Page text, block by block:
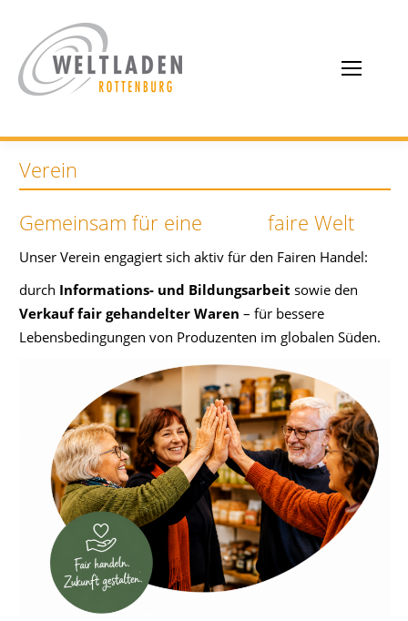
Verein
Gemeinsam für eine faire Welt
Unser Verein engagiert sich aktiv für den Fairen Handel:
durch Informations- und Bildungsarbeit sowie den
Verkauf fair gehandelter Waren – für bessere
Lebensbedingungen von Produzenten im globalen Süden.